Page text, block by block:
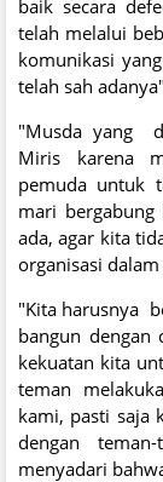
baik secara
telah melalui
komunikasi
telah sah
"Musda yang
Miris karena
pemuda untuk
mari bergabung
ada, agar kita
organisasi
"Kita harusnya
bangun dengan
kekuatan kita
teman
kami, pasti saja
dengan
menyadari